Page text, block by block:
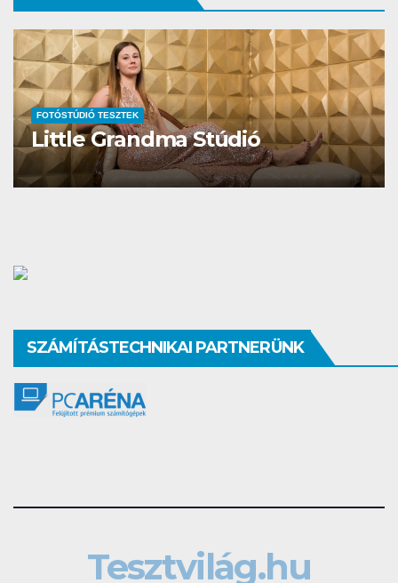
FOTÓSTÚDIÓ TESZTEK
Studio Different
SZÁMÍTÁSTECHNIKAI PARTNERÜNK
Tesztvilág.hu